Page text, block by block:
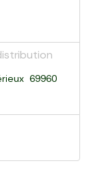
69960